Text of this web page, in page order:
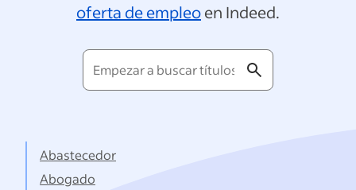
oferta de empleoen Indeed.
Empezar
a
Abastecedor
Abogado